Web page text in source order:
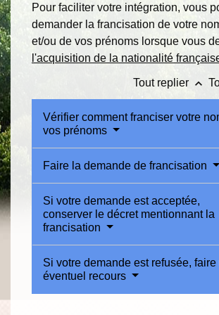
Pour faciliter votre intégration, vous
demander la francisation de votre
et/ou de vos prénoms lorsque vous
l'acquisition de la nationalité
Tout replier keyboard_arrow_up
Vérifier comment franciser votre
vos prénoms
Faire la demande de francisation
Si votre demande est acceptée,
conserver le décret mentionnant la
francisation
Si votre demande est refusée, faire
éventuel recours